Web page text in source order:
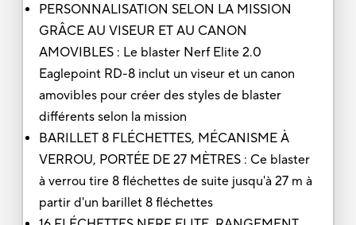
PERSONNALISATION SELON LA MISSION
GRÂCE AU VISEUR ET AU CANON
AMOVIBLES : Le blaster Nerf Elite 2.0
Eaglepoint RD-8 inclut un viseur et un canon
amovibles pour créer des styles de blaster
différents selon la mission
BARILLET 8 FLÉCHETTES, MÉCANISME À
VERROU, PORTÉE DE 27 MÈTRES : Ce blaster
à verrou tire 8 fléchettes de suite jusqu'à 27 m à
partir d'un barillet 8 fléchettes